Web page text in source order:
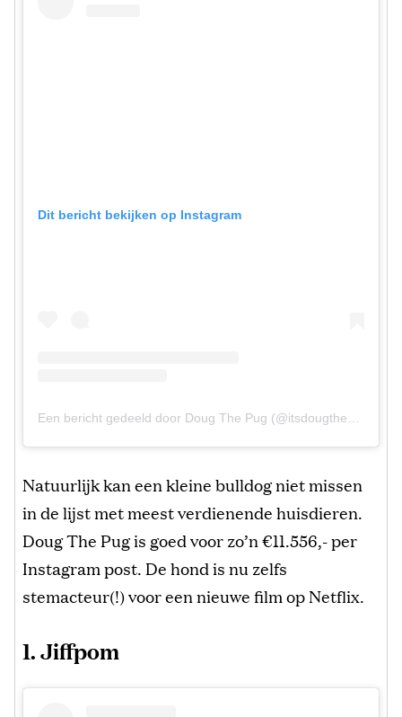
Dit bericht bekijken op Instagram
Natuurlijk kan een kleine bulldog niet missen
in de lijst met meest verdienende huisdieren.
Doug The Pug is goed voor zo’n €11.556,- per
Instagram post. De hond is nu zelfs
stemacteur(!) voor een nieuwe film op Netflix.
1. Jiffpom